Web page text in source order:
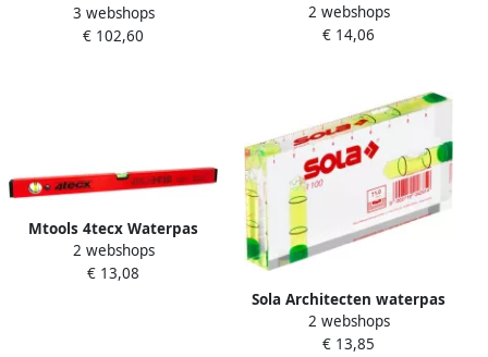
HPLH 180 180cm 3 libellen 0
50mm m 2 stelvoetjes
3 webshops
€ 102,60
waterpas 01621101
2 webshops
€ 14,06
Mtools 4tecx Waterpas
kokermodel 2 libellen
1000mm |
2 webshops
€ 13,08
Sola Architecten waterpas
100x50x15mm R 100
Display van 10 stuks (kim
2 webshops
€ 13,85